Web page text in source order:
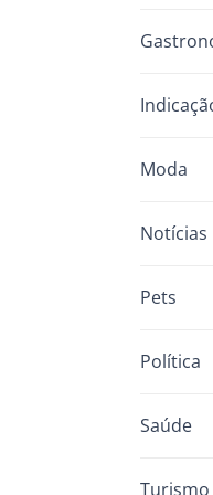
Moda
Notícias
Pets
Política
Saúde
Turismo